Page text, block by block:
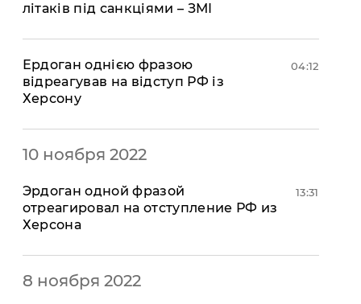
літаків під санкціями – ЗМІ
Ердоган однією фразою
відреагував на відступ РФ із
Херсону
04:12
10 ноября 2022
Эрдоган одной фразой
отреагировал на отступление РФ из
Херсона
13:31
8 ноября 2022